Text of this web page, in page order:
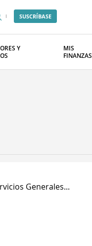
SUSCRÍBASE
Y
MIS
FINANZAS
Generales...